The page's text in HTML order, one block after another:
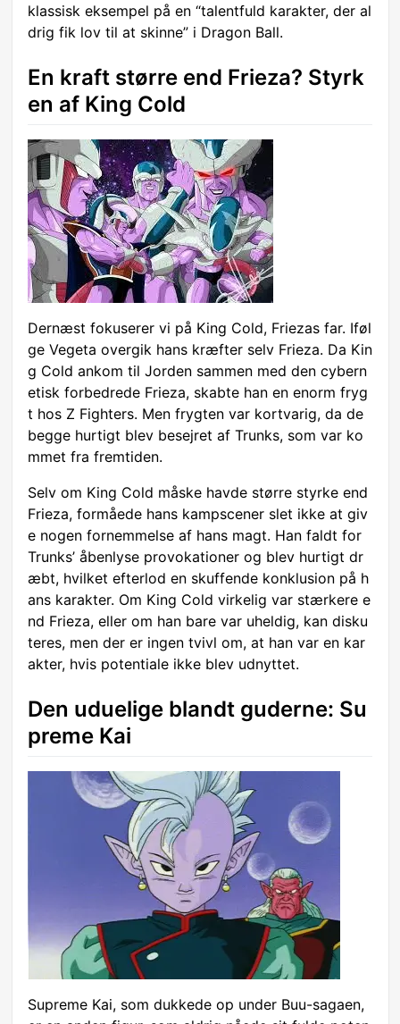
klassisk eksempel på en “talentfuld karakter, der al
drig fik lov til at skinne” i Dragon Ball.
En kraft større end Frieza? Styrk
en af King Cold
Dernæst fokuserer vi på King Cold, Friezas far. Iføl
ge Vegeta overgik hans kræfter selv Frieza. Da Kin
g Cold ankom til Jorden sammen med den cybern
etisk forbedrede Frieza, skabte han en enorm fryg
t hos Z Fighters. Men frygten var kortvarig, da de
begge hurtigt blev besejret af Trunks, som var ko
mmet fra fremtiden.
Selv om King Cold måske havde større styrke end
Frieza, formåede hans kampscener slet ikke at giv
e nogen fornemmelse af hans magt. Han faldt for
Trunks’ åbenlyse provokationer og blev hurtigt dr
æbt, hvilket efterlod en skuffende konklusion på h
ans karakter. Om King Cold virkelig var stærkere e
nd Frieza, eller om han bare var uheldig, kan disku
teres, men der er ingen tvivl om, at han var en kar
akter, hvis potentiale ikke blev udnyttet.
Den uduelige blandt guderne: Su
preme Kai
Supreme Kai, som dukkede op under Buu-sagaen,